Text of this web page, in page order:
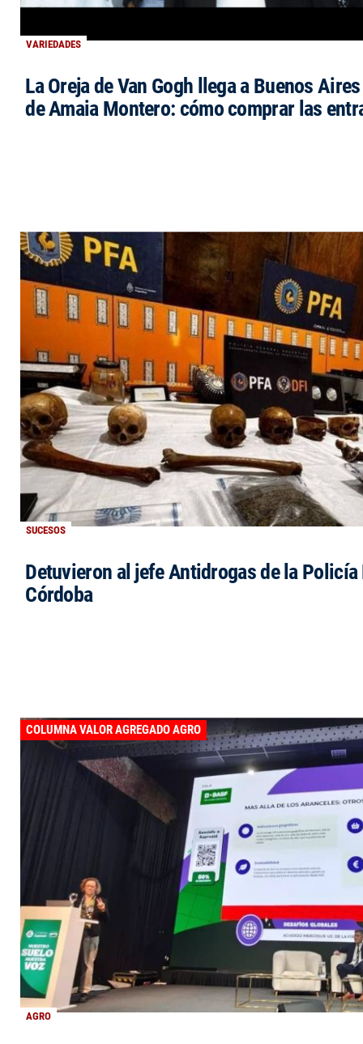
VARIEDADES
La Oreja de Van Gogh llega a Buenos
de Amaia Montero: cómo comprar las
SUCESOS
Detuvieron al jefe Antidrogas de la Policía
Córdoba
AGRO
COLUMNA VALOR AGREGADO AGRO